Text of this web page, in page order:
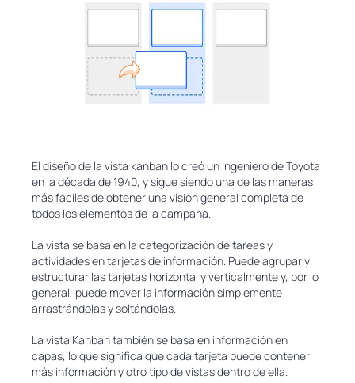
El diseño de la vista kanban lo creó un ingeniero de Toyota
en la década de 1940, y sigue siendo una de las maneras
más fáciles de obtener una visión general completa de
todos los elementos de la campaña.
La vista se basa en la categorización de tareas y
actividades en tarjetas de información. Puede agrupar y
estructurar las tarjetas horizontal y verticalmente y, por lo
general, puede mover la información simplemente
arrastrándolas y soltándolas.
La vista Kanban también se basa en información en
capas, lo que significa que cada tarjeta puede contener
más información y otro tipo de vistas dentro de ella.